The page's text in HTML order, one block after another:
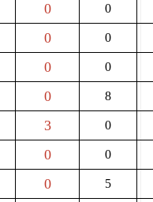
0 0
0 0
0 0
0 8
3 0
0 0
0 5